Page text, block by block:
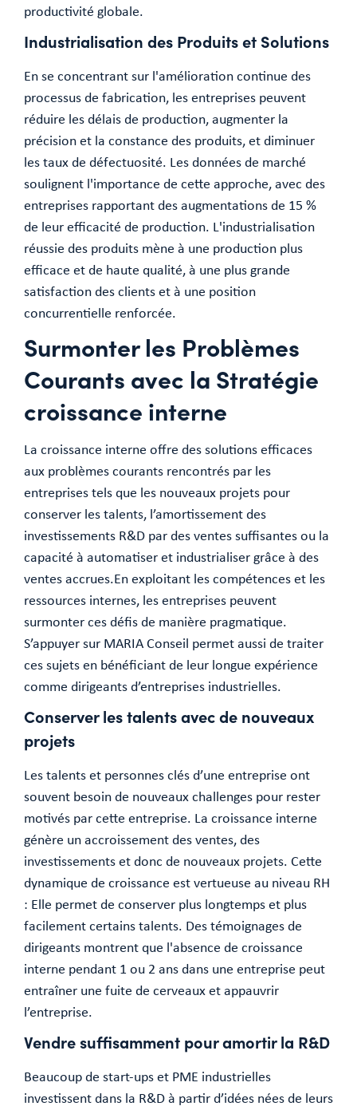
productivité globale.
Industrialisation des Produits et Solutions
En se concentrant sur l'amélioration continue des
processus de fabrication, les entreprises peuvent
réduire les délais de production, augmenter la
précision et la constance des produits, et diminuer
les taux de défectuosité. Les données de marché
soulignent l'importance de cette approche, avec des
entreprises rapportant des augmentations de 15 %
de leur efficacité de production. L'industrialisation
réussie des produits mène à une production plus
efficace et de haute qualité, à une plus grande
satisfaction des clients et à une position
concurrentielle renforcée.
Surmonter les Problèmes
Courants avec la Stratégie
croissance interne
La croissance interne offre des solutions efficaces
aux problèmes courants rencontrés par les
entreprises tels que les nouveaux projets pour
conserver les talents, l’amortissement des
investissements R&D par des ventes suffisantes ou la
capacité à automatiser et industrialiser grâce à des
ventes accrues.En exploitant les compétences et les
ressources internes, les entreprises peuvent
surmonter ces défis de manière pragmatique.
S’appuyer sur MARIA Conseil permet aussi de traiter
ces sujets en bénéficiant de leur longue expérience
comme dirigeants d’entreprises industrielles.
Conserver les talents avec de nouveaux
projets
Les talents et personnes clés d’une entreprise ont
souvent besoin de nouveaux challenges pour rester
motivés par cette entreprise. La croissance interne
génère un accroissement des ventes, des
investissements et donc de nouveaux projets. Cette
dynamique de croissance est vertueuse au niveau RH
: Elle permet de conserver plus longtemps et plus
facilement certains talents. Des témoignages de
dirigeants montrent que l'absence de croissance
interne pendant 1 ou 2 ans dans une entreprise peut
entraîner une fuite de cerveaux et appauvrir
l’entreprise.
Vendre suffisamment pour amortir la R&D
Beaucoup de start-ups et PME industrielles
investissent dans la R&D à partir d’idées nées de leurs